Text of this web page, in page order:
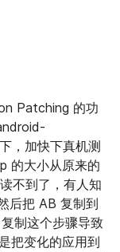
Patching 的功
，加快下真机测
的大小从原来的
不到了，有人知
后把 AB 复制到
制这个步骤导致
把变化的应用到